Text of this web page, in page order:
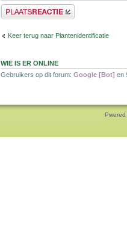
Plaats een reactie
Keer terug naar Plantenidentificatie
WIE IS ER ONLINE
Gebruikers op dit forum: Google [Bot] en